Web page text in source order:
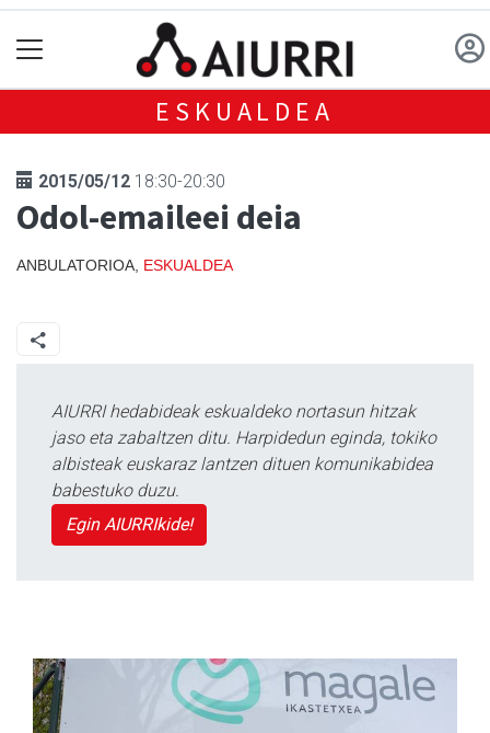
ESKUALDEA
2015/05/12 18:30-20:30
Odol-emaileei deia
ANBULATORIOA, ESKUALDEA
AIURRI hedabideak eskualdeko nortasun hitzak
jaso eta zabaltzen ditu. Harpidedun eginda, tokiko
albisteak euskaraz lantzen dituen komunikabidea
babestuko duzu.
Egin AIURRIkide!